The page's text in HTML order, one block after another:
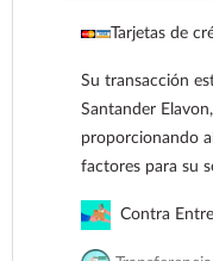
Tarjetas de
Su transacción
Santander
proporcionando
factores para su
Contra